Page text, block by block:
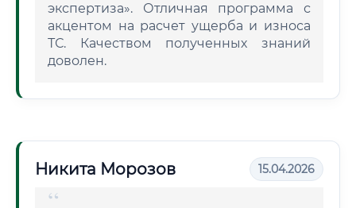
экспертиза». Отличная программа с
акцентом на расчет ущерба и износа
ТС. Качеством полученных знаний
доволен.
Никита Морозов 15.04.2026